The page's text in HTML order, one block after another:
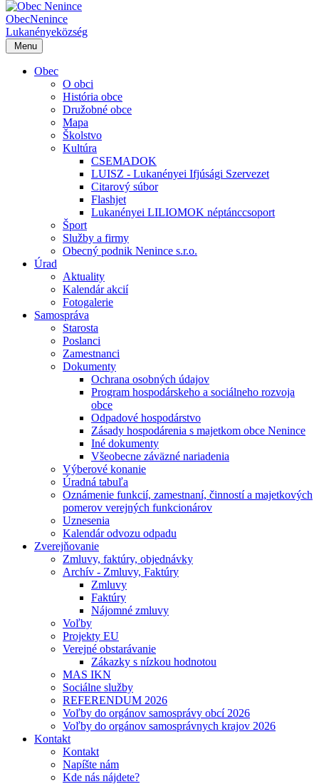
ObecNenince
Lukanényeközség
Menu
Obec
O obci
História obce
Družobné obce
Mapa
Školstvo
Kultúra
CSEMADOK
LUISZ - Lukanényei Ifjúsági Szervezet
Citarový súbor
Flashjet
Lukanényei LILIOMOK néptánccsoport
Šport
Služby a firmy
Obecný podnik Nenince s.r.o.
Úrad
Aktuality
Kalendár akcií
Fotogalerie
Samospráva
Starosta
Poslanci
Zamestnanci
Dokumenty
Ochrana osobných údajov
Program hospodárskeho a sociálneho rozvoja
obce
Odpadové hospodárstvo
Zásady hospodárenia s majetkom obce Nenince
Iné dokumenty
Všeobecne záväzné nariadenia
Výberové konanie
Úradná tabuľa
Oznámenie funkcií, zamestnaní, činností a majetkových
pomerov verejných funkcionárov
Uznesenia
Kalendár odvozu odpadu
Zverejňovanie
Zmluvy, faktúry, objednávky
Archív - Zmluvy, Faktúry
Zmluvy
Faktúry
Nájomné zmluvy
Voľby
Projekty EU
Verejné obstarávanie
Zákazky s nízkou hodnotou
MAS IKN
Sociálne služby
REFERENDUM 2026
Voľby do orgánov samosprávy obcí 2026
Voľby do orgánov samosprávnych krajov 2026
Kontakt
Kontakt
Napíšte nám
Kde nás nájdete?